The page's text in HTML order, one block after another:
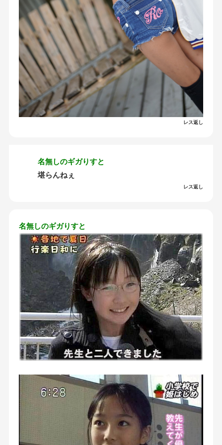
レス返し
名無しのギガりすと
堪らんねぇ
レス返し
名無しのギガりすと